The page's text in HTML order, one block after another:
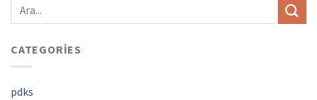
CATEGORIES
pdks